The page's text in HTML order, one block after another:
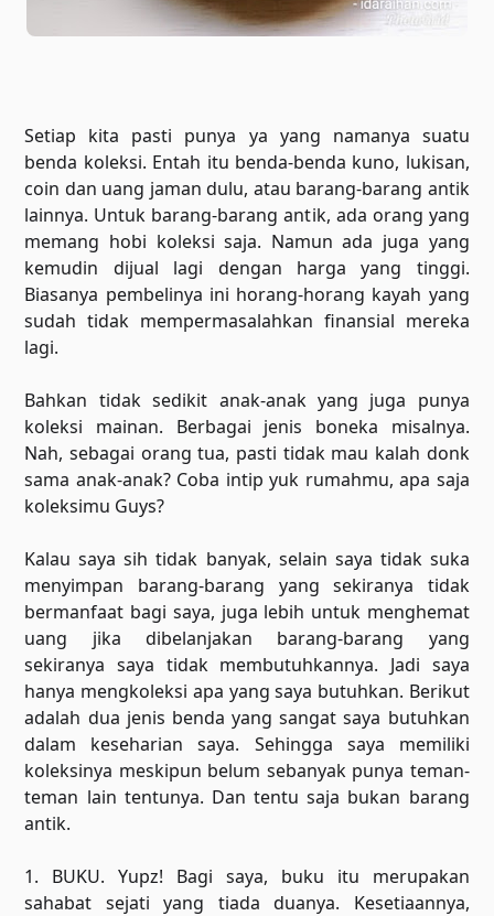
Setiap kita pasti punya ya yang namanya suatu
benda koleksi. Entah itu benda-benda kuno, lukisan,
coin dan uang jaman dulu, atau barang-barang antik
lainnya. Untuk barang-barang antik, ada orang yang
memang hobi koleksi saja. Namun ada juga yang
kemudin dijual lagi dengan harga yang tinggi.
Biasanya pembelinya ini horang-horang kayah yang
sudah tidak mempermasalahkan finansial mereka
lagi.
Bahkan tidak sedikit anak-anak yang juga punya
koleksi mainan. Berbagai jenis boneka misalnya.
Nah, sebagai orang tua, pasti tidak mau kalah donk
sama anak-anak? Coba intip yuk rumahmu, apa saja
koleksimu Guys?
Kalau saya sih tidak banyak, selain saya tidak suka
menyimpan barang-barang yang sekiranya tidak
bermanfaat bagi saya, juga lebih untuk menghemat
uang jika dibelanjakan barang-barang yang
sekiranya saya tidak membutuhkannya. Jadi saya
hanya mengkoleksi apa yang saya butuhkan. Berikut
adalah dua jenis benda yang sangat saya butuhkan
dalam keseharian saya. Sehingga saya memiliki
koleksinya meskipun belum sebanyak punya teman-
teman lain tentunya. Dan tentu saja bukan barang
antik.
1. BUKU. Yupz! Bagi saya, buku itu merupakan
sahabat sejati yang tiada duanya. Kesetiaannya,